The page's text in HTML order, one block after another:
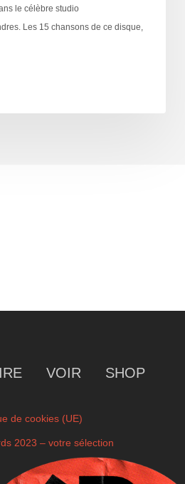
le célèbre studio
Les 15 chansons de ce disque,
VOIR SHOP
de cookies (UE)
2023 – votre sélection